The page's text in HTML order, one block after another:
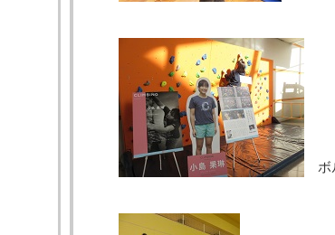
ボ